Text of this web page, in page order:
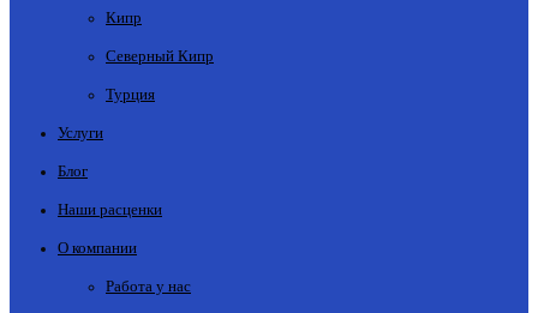
Кипр
Северный Кипр
Турция
Услуги
Блог
Наши расценки
О компании
Работа у нас